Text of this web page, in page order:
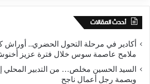
أحدث المقالات
أكادير في مرحلة التحول الحضري.. أوراش
ملامح عاصمة سوس خلال فترة عزيز
السيد الحسين مخلص… من التدبير المحلي
وبصمة رجل أعمال ناجح